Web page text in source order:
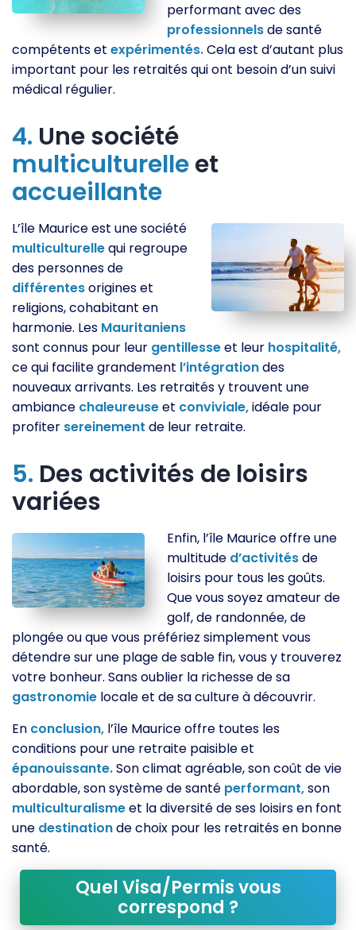
performant avec des
professionnelsde santé
compétents et expérimentés.Cela est d’autant plus
important pour les retraités qui ont besoin d’un suivi
médical régulier.
4. Une société
multiculturelleet
accueillante
L’île Maurice est une société
multiculturellequi regroupe
des personnes de
différentesorigines et
religions, cohabitant en
harmonie. Les Mauritaniens
sont connus pour leur gentillesseet leur hospitalité,
ce qui facilite grandement l’intégrationdes
nouveaux arrivants. Les retraités y trouvent une
ambiance chaleureuseet conviviale,idéale pour
profiter sereinement de leur retraite.
5. Des activités de loisirs
variées
Enfin, l’île Maurice offre une
multitude d’activitésde
loisirs pour tous les goûts.
Que vous soyez amateur de
golf, de randonnée, de
plongée ou que vous préfériez simplement vous
détendre sur une plage de sable fin, vous y trouverez
votre bonheur. Sans oublier la richesse de sa
gastronomie locale et de sa culture à découvrir.
En conclusion, l’île Maurice offre toutes les
conditions pour une retraite paisible et
épanouissante.Son climat agréable, son coût de vie
abordable, son système de santé performant,son
multiculturalismeet la diversité de ses loisirs en font
une destinationde choix pour les retraités en bonne
santé.
Quel Visa/Permis vous
correspond ?